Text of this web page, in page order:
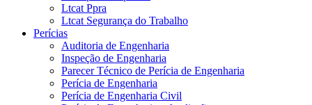
Ltcat Ppra
Ltcat Segurança do Trabalho
Perícias
Auditoria de Engenharia
Inspeção de Engenharia
Parecer Técnico de Perícia de Engenharia
Perícia de Engenharia
Perícia de Engenharia Civil